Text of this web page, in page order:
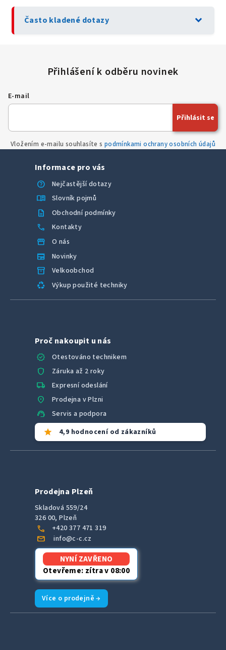
Často kladené dotazy expand_more
E-mail
Vložením e-mailu souhlasíte s podmínkami ochrany osobních údajů
Přihlásit se
Informace pro vás
help
Nejčastější dotazy
menu_book Slovník pojmů
description Obchodní podmínky
call Kontakty
storefront O nás
newspaper Novinky
inventory_2 Velkoobchod
recycling Výkup použité techniky
Proč nakoupit u nás
verified
Otestováno technikem
shield Záruka až 2 roky
local_shipping Expresní odeslání
location_on Prodejna v Plzni
support_agent Servis a podpora
star 4,9 hodnocení od zákazníků
Prodejna Plzeň
Skladová 559/24
326 00, Plzeň
call +420 377 471 319
mail info@c-c.cz
NYNÍ ZAVŘENO
Otevřeme: zítra v 08:00
Více o prodejně →